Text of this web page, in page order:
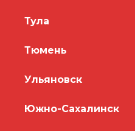
Тула
Тюмень
Ульяновск
Южно-Сахалинск